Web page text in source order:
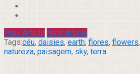
Prev Article Next Article
Tags:céu, daisies, earth, flores, flowers,
natureza, paisagem, sky, terra